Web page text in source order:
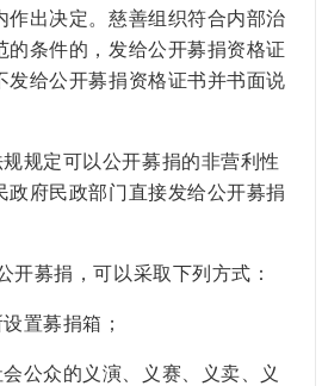
作出决定。慈善组织符合内部治
的条件的，发给公开募捐资格证
发给公开募捐资格证书并书面说
规定可以公开募捐的非营利性
政府民政部门直接发给公开募捐
开募捐，可以采取下列方式：
置募捐箱；
会公众的义演、义赛、义卖、义